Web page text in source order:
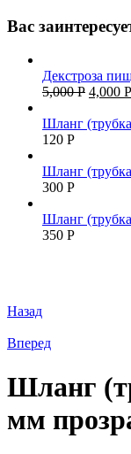
Вас
Декстроза
5,000Р 4,000 Р
Шланг
120 Р
Шланг
300 Р
Шланг
350 Р
Назад
Вперед
Шланг
мм